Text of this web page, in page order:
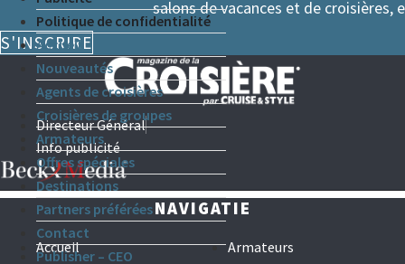
Politique de confidentialité
Accueil
Nouveautés
Agents de croisières
Croisières de groupes
Armateurs
Offres spéciales
Destinations
Partners préférées
Contact
Publisher – CEO
salons de vacances et de croisières,
S'INSCRIRE
Directeur Général
Info publicité
NAVIGATIE
Accueil
Armateurs